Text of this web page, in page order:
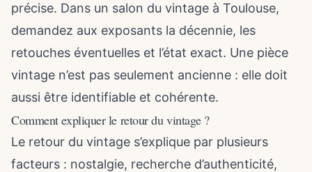
précise. Dans un salon du vintage à Toulouse,
demandez aux exposants la décennie, les
retouches éventuelles et l’état exact. Une pièce
vintage n’est pas seulement ancienne : elle doit
aussi être identifiable et cohérente.
Comment expliquer le retour du vintage ?
Le retour du vintage s’explique par plusieurs
facteurs : nostalgie, recherche d’authenticité,